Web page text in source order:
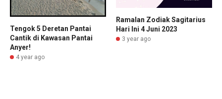
Tengok 5 Deretan Pantai
Cantik di Kawasan Pantai
Anyer!
4 year ago
Ramalan Zodiak Sagitarius
Hari Ini 4 Juni 2023
3 year ago